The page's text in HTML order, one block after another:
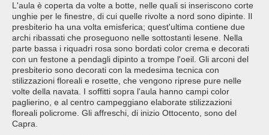
L'aula è coperta da volte a botte, nelle quali si inseriscono corte
unghie per le finestre, di cui quelle rivolte a nord sono dipinte. Il
presbiterio ha una volta emisferica; quest'ultima contiene due
archi ribassati che proseguono nelle sottostanti lesene. Nella
parte bassa i riquadri rosa sono bordati color crema e decorati
con un festone a pendagli dipinto a trompe l'oeil. Gli arconi del
presbiterio sono decorati con la medesima tecnica con
stilizzazioni floreali e rosette, che vengono riprese pure nelle
volte della navata. I soffitti sopra l'aula hanno campi color
paglierino, e al centro campeggiano elaborate stilizzazioni
floreali policrome. Gli affreschi, di inizio Ottocento, sono del
Capra.